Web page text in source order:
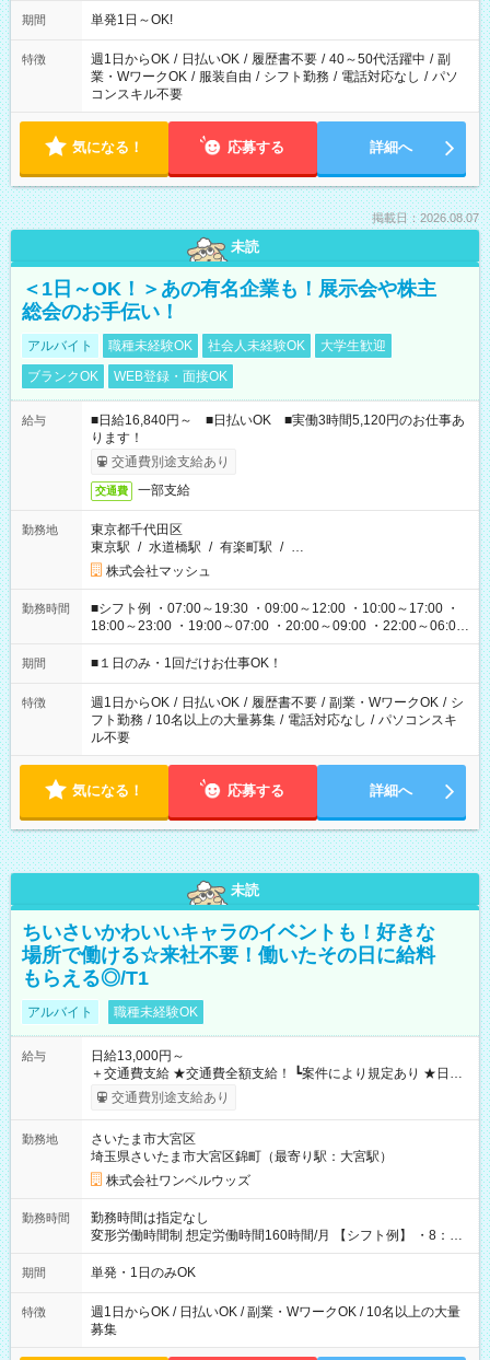
期間 単発1日～OK!
特徴 週1日からOK / 日払いOK / 履歴書不要 / 40～50代活躍中 / 副
業・WワークOK / 服装自由 / シフト勤務 / 電話対応なし / パソ
コンスキル不要
気になる！ 応募する 詳細へ
掲載日：2026.08.07
未読
＜1日～OK！＞あの有名企業も！展示会や株主
総会のお手伝い！
アルバイト 職種未経験OK 社会人未経験OK
大学生歓迎
ブランクOK
WEB登録・面接OK
給与
■日給16,840円～ ■日払いOK ■実働3時間5,120円のお仕事あ
ります！
交通費別途支給あり
交通費 一部支給
勤務地
東京都千代田区
東京駅 / 水道橋駅 / 有楽町駅 / …
株式会社マッシュ
勤務時間
■シフト例 ・07:00～19:30 ・09:00～12:00 ・10:00～17:00 ・
18:00～23:00 ・19:00～07:00 ・20:00～09:00 ・22:00～06:00
etc ★最短で3時間で5,120円のお仕事から 15時間で2万円近く稼
げるお仕事も！ ご希望のお時間に合わせてご紹介！ ※シフトは
ください！
期間 ■１日のみ・1回だけお仕事OK！
特徴 週1日からOK / 日払いOK / 履歴書不要 / 副業・WワークOK / シ
フト勤務 / 10名以上の大量募集 / 電話対応なし / パソコンスキ
ル不要
気になる！ 応募する 詳細へ
未読
ちいさいかわいいキャラのイベントも！好きな
場所で働ける☆来社不要！働いたその日に給料
もらえる◎/T1
アルバイト 職種未経験OK
給与
日給13,000円～
＋交通費支給 ★交通費全額支給！ ┗案件により規定あり ★日払
いOK！（規定あり） ┗働いたその日に現金GET♪ お仕事後はコ
ンビニATMから 日払い分を引き落とせます！ 【試用期間】試
交通費別途支給あり
勤務地
さいたま市大宮区
埼玉県さいたま市大宮区錦町（最寄り駅：大宮駅）
株式会社ワンベルウッズ
勤務時間
勤務時間は指定なし
変形労働時間制 想定労働時間160時間/月 【シフト例】 ・8：00
～21：00
期間 単発・1日のみOK
特徴
週1日からOK / 日払いOK / 副業・WワークOK / 10名以上の大量
募集